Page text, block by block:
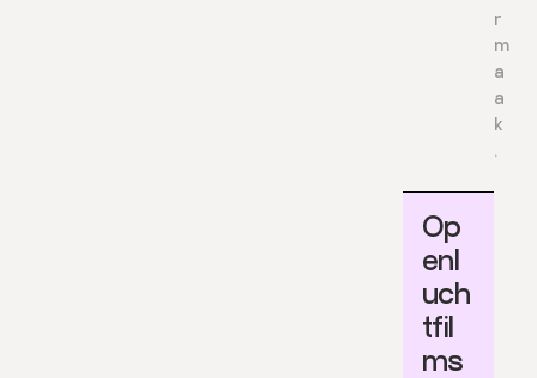
r
m
a
a
k
.
Op
enl
uch
tfil
ms